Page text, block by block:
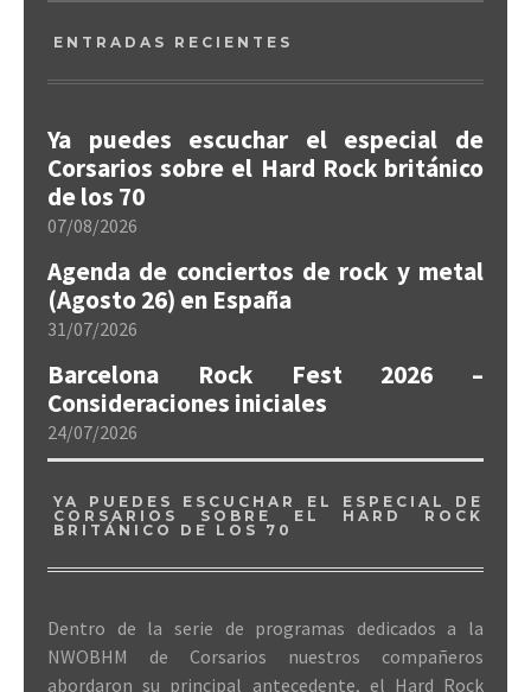
ENTRADAS RECIENTES
Ya puedes escuchar el especial de
Corsarios sobre el Hard Rock británico
de los 70
07/08/2026
Agenda de conciertos de rock y metal
(Agosto 26) en España
31/07/2026
Barcelona Rock Fest 2026 –
Consideraciones iniciales
24/07/2026
YA PUEDES ESCUCHAR EL ESPECIAL DE
CORSARIOS SOBRE EL HARD ROCK
BRITÁNICO DE LOS 70
Dentro de la serie de programas dedicados a la
NWOBHM de Corsarios nuestros compañeros
abordaron su principal antecedente, el Hard Rock